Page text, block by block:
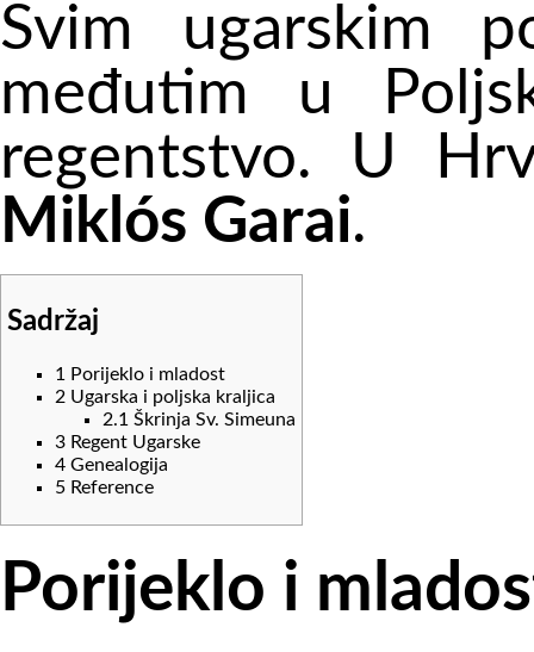
Svim ugarskim
međutim u
regentstvo. U
Miklós Garai.
Sadržaj
1
Porijeklo i mladost
2 Ugarska i poljska kraljica
2.1 Škrinja Sv. Simeuna
3 Regent Ugarske
4 Genealogija
5 Reference
Porijeklo i